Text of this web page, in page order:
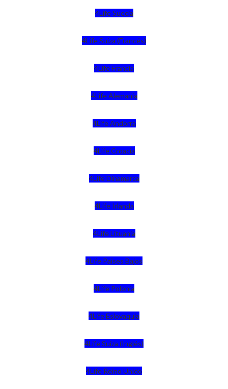
4Life Suecia
4Life Suiza (Francés)
4Life Francia
4Life Alemania
4Life Andorra
4Life Croacia
4Life Dinamarca
4Life Irlanda
4Life Lituania
4Life Paises Bajos
4Life Polonia
4Life Eslovaquia
4Life Suiza (Inglés)
4Life Reino Unido